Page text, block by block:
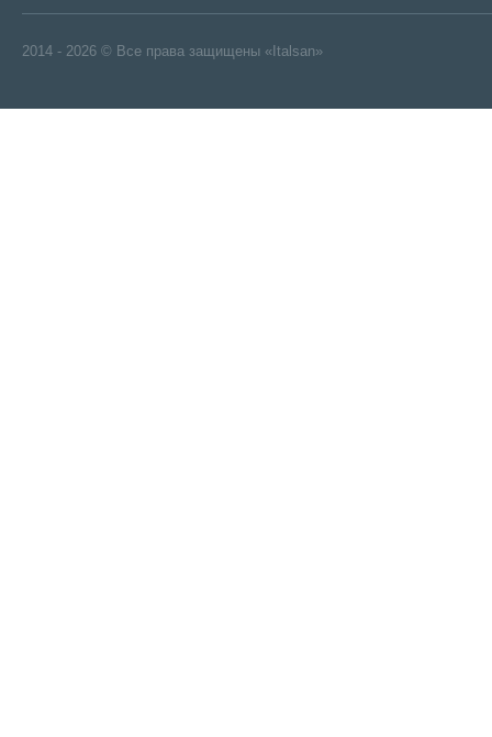
2014 - 2026 © Все права защищены «Italsan»